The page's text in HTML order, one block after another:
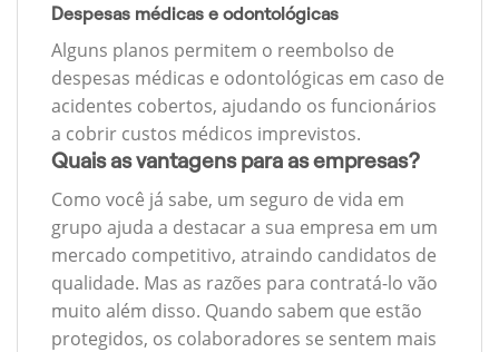
Despesas médicas e odontológicas
Alguns planos permitem o reembolso de
despesas médicas e odontológicas em caso de
acidentes cobertos, ajudando os funcionários
a cobrir custos médicos imprevistos.
Quais as vantagens para as empresas?
Como você já sabe, um seguro de vida em
grupo ajuda a destacar a sua empresa em um
mercado competitivo, atraindo candidatos de
qualidade. Mas as razões para contratá-lo vão
muito além disso. Quando sabem que estão
protegidos, os colaboradores se sentem mais